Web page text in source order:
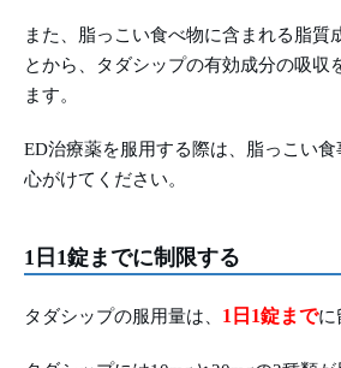
また、脂っこい食べ物に含まれる脂質
とから、タダシップの有効成分の吸収
ます。
ED治療薬を服用する際は、脂っこい食
心がけてください。
1日1錠までに制限する
タダシップの服用量は、 1日1錠までに